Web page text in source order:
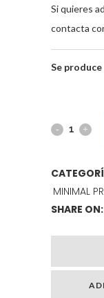
Si quieres
contacta
Se
MINIMAL
SHARE ON: